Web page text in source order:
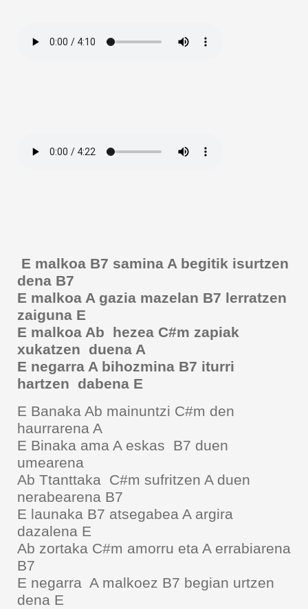
E malkoa B7 samina A begitik isurtzen
dena B7
E malkoa A gazia mazelan B7 lerratzen
zaiguna E
E malkoa Ab hezea C#m zapiak
xukatzen duena A
E negarra A bihozmina B7 iturri
hartzen dabena E
E Banaka Ab mainuntzi C#m den
haurrarena A
E Binaka ama A eskas B7 duen
umearena
Ab Ttanttaka C#m sufritzen A duen
nerabearena B7
E launaka B7 atsegabea A argira
dazalena E
Ab zortaka C#m amorru eta A errabiarena
B7
E negarra A malkoez B7 begian urtzen
dena E